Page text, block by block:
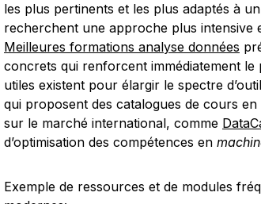
les plus pertinents et les plus adaptés à
recherchent une approche plus intensive
Meilleures formations analyse données
concrets qui renforcent immédiatement
utiles existent pour élargir le spectre
qui proposent des catalogues de cours en
sur le marché international, comme
d’optimisation des compétences en
Exemple de ressources et de modules